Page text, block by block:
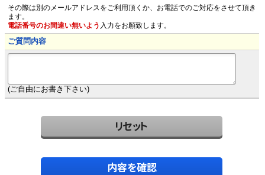
その際は別のメールアドレスをご利用頂くか、お電話でのご対応をさせて頂き
ます。
電話番号のお間違い無いよう 入力をお願致します。
ご質問内容
(ご自由にお書き下さい)